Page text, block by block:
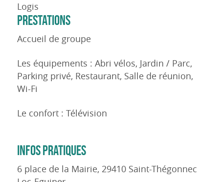
Logis
PRESTATIONS
Accueil de groupe
Les équipements : Abri vélos, Jardin / Parc,
Parking privé, Restaurant, Salle de réunion,
Wi-Fi
Le confort : Télévision
INFOS PRATIQUES
6 place de la Mairie, 29410 Saint-Thégonnec